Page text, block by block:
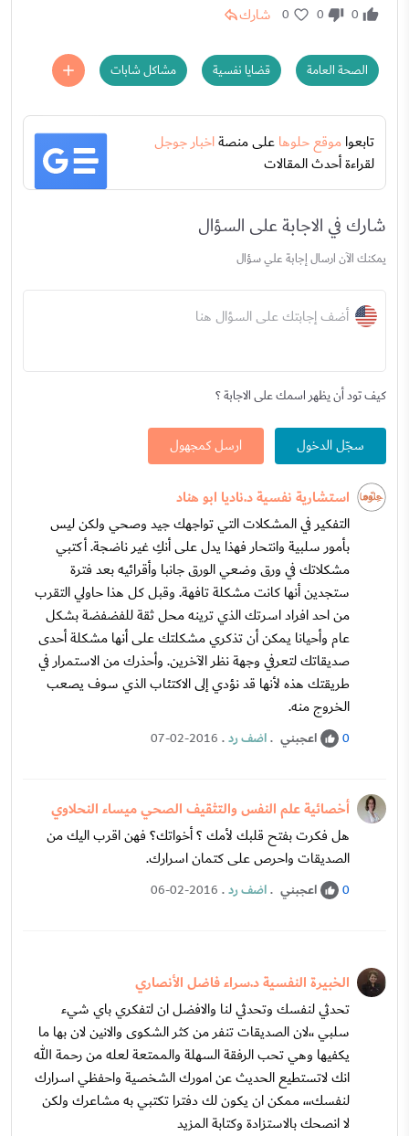
0
0
0 شارك
الصحة العامة قضايا نفسية مشاكل شابات
تابعواموقع حلوهاعلى منصةاخبار جوجل
لقراءة أحدث المقالات
شارك في الاجابة على السؤال
يمكنك الآن ارسال إجابة علي سؤال
أضف إجابتك على السؤال هنا
كيف تود أن يظهر اسمك على الاجابة ؟
سجّل الدخول ارسل كمجهول
استشارية نفسية د.ناديا ابو هناد
التفكير في المشكلات التي تواجهك جيد وصحي ولكن ليس
بأمور سلبية وانتحار فهذا يدل على أنكِ غير ناضجة. أكتبي
مشكلاتك في ورق وضعي الورق جانبا وأقرائيه بعد فترة
ستجدين أنها كانت مشكلة تافهة. وقبل كل هذا حاولي التقرب
من احد افراد اسرتك الذي ترينه محل ثقة للفضفضة بشكل
عام وأحيانا يمكن أن تذكري مشكلتك على أنها مشكلة أحدى
صديقاتك لتعرفي وجهة نظر الآخرين. وأحذرك من الاستمرار في
طريقتك هذه لأنها قد نؤدي إلى الاكتئاب الذي سوف يصعب
الخروج منه.
0 اعجبني .اضف رد.
07-02-2016
أخصائية علم النفس والتثقيف الصحي ميساء النحلاوي
هل فكرت بفتح قلبك لأمك ؟ أخواتك؟ فهن اقرب اليك من
الصديقات واحرص على كتمان اسرارك.
0 اعجبني .اضف رد.
06-02-2016
الخبيرة النفسية د.سراء فاضل الأنصاري
تحدثي لنفسك وتحدثي لنا والافضل ان لتفكري باي شيء
سلبي ،،لان الصديقات تنفر من كثر الشكوى والانين لان بها ما
يكفيها وهي تحب الرفقة السهلة والممتعة لعله من رحمة الله
انك لاتستطيع الحديث عن امورك الشخصية واحفظي اسرارك
لنفسك،،، ممكن ان يكون لك دفترا تكتبي به مشاعرك ولكن
لا انصحك بالاستزادة وكتابة المزيد